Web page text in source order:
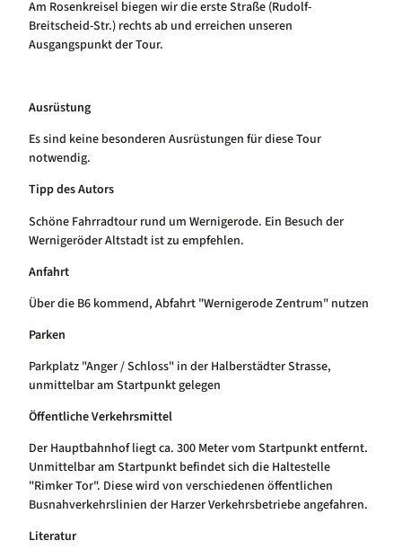
Am Rosenkreisel biegen wir die erste Straße (Rudolf-
Breitscheid-Str.) rechts ab und erreichen unseren
Ausgangspunkt der Tour.
Ausrüstung
Es sind keine besonderen Ausrüstungen für diese Tour
notwendig.
Tipp des Autors
Schöne Fahrradtour rund um Wernigerode. Ein Besuch der
Wernigeröder Altstadt ist zu empfehlen.
Anfahrt
Über die B6 kommend, Abfahrt "Wernigerode Zentrum" nutzen
Parken
Parkplatz "Anger / Schloss" in der Halberstädter Strasse,
unmittelbar am Startpunkt gelegen
Öffentliche Verkehrsmittel
Der Hauptbahnhof liegt ca. 300 Meter vom Startpunkt entfernt.
Unmittelbar am Startpunkt befindet sich die Haltestelle
"Rimker Tor". Diese wird von verschiedenen öffentlichen
Busnahverkehrslinien der Harzer Verkehrsbetriebe angefahren.
Literatur